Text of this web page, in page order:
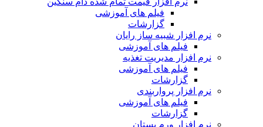
فیلم های آموزشی
گزارشات
نرم افزار شبیه ساز رایان
فیلم های آموزشی
نرم افزار مدیریت تغذیه
فیلم های آموزشی
گزارشات
نرم افزار پرواربندی
فیلم های آموزشی
گزارشات
نرم افزار ورم پستان